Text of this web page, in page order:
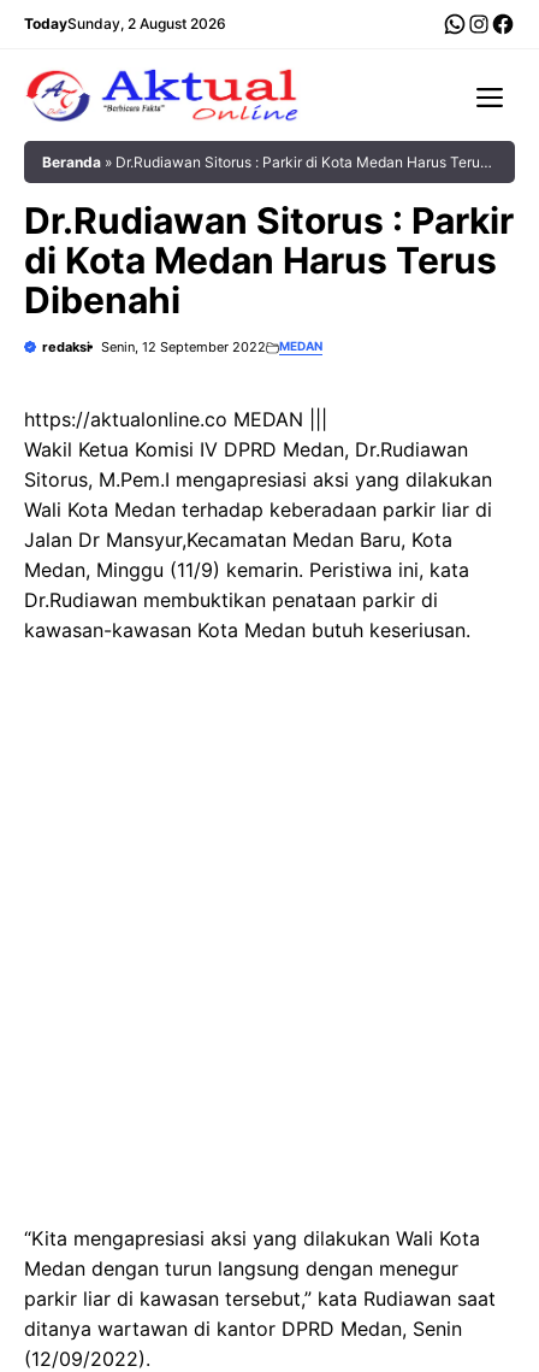
Langsung
TodaySunday, 2 August 2026
Beranda » Dr.Rudiawan Sitorus : Parkir di Kota Medan Harus Terus
Dr.Rudiawan Sitorus : Parkir
di Kota Medan Harus Terus
Dibenahi
redaksi Senin, 12 September 2022 MEDAN
https://aktualonline.co MEDAN |||
Wakil Ketua Komisi IV DPRD Medan, Dr.Rudiawan
Sitorus, M.Pem.I mengapresiasi aksi yang dilakukan
Wali Kota Medan terhadap keberadaan parkir liar di
Jalan Dr Mansyur,Kecamatan Medan Baru, Kota
Medan, Minggu (11/9) kemarin. Peristiwa ini, kata
Dr.Rudiawan membuktikan penataan parkir di
kawasan-kawasan Kota Medan butuh keseriusan.
“Kita mengapresiasi aksi yang dilakukan Wali Kota
Medan dengan turun langsung dengan menegur
parkir liar di kawasan tersebut,” kata Rudiawan saat
ditanya wartawan di kantor DPRD Medan, Senin
(12/09/2022).